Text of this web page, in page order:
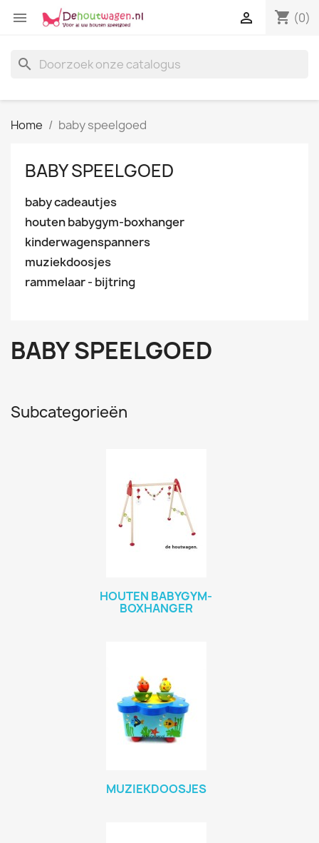
 shopping_cart (0)

search
Home baby speelgoed
BABY SPEELGOED
baby cadeautjes
houten babygym-boxhanger
kinderwagenspanners
muziekdoosjes
rammelaar - bijtring
BABY SPEELGOED
Subcategorieën
HOUTEN BABYGYM-
BOXHANGER
MUZIEKDOOSJES